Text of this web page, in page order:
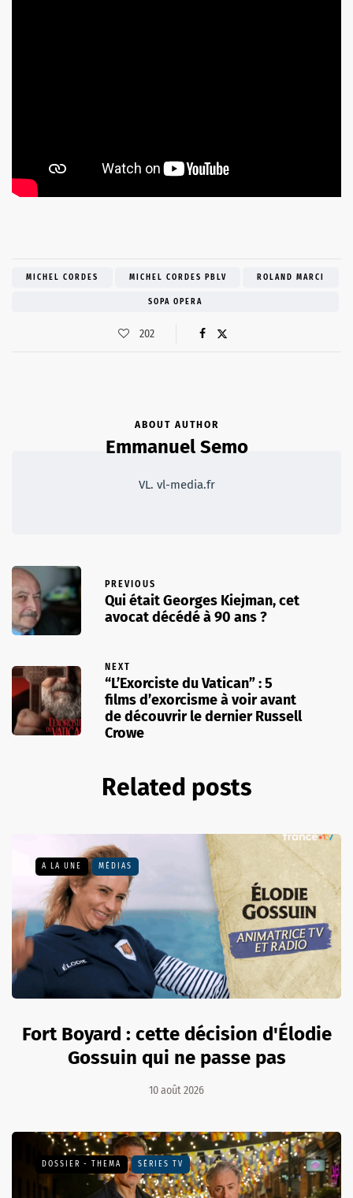
MICHEL CORDES MICHEL CORDES PBLV ROLAND MARCI
SOPA OPERA
202
ABOUT AUTHOR
Emmanuel Semo
VL. vl-media.fr
PREVIOUS
Qui était Georges Kiejman, cet
avocat décédé à 90 ans ?
NEXT
“L’Exorciste du Vatican” : 5
films d’exorcisme à voir avant
de découvrir le dernier Russell
Crowe
Related posts
A LA UNE MÉDIAS
Fort Boyard : cette décision d'Élodie
Gossuin qui ne passe pas
10 août 2026
DOSSIER - THEMA SÉRIES TV